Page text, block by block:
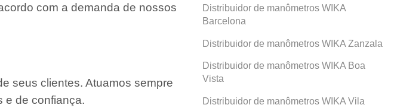
com a demanda de nossos
seus clientes. Atuamos sempre
e de confiança.
Distribuidor de manômetros WIKA
Barcelona
Distribuidor de manômetros WIKA Zanzala
Distribuidor de manômetros WIKA Boa
Vista
Distribuidor de manômetros WIKA Vila